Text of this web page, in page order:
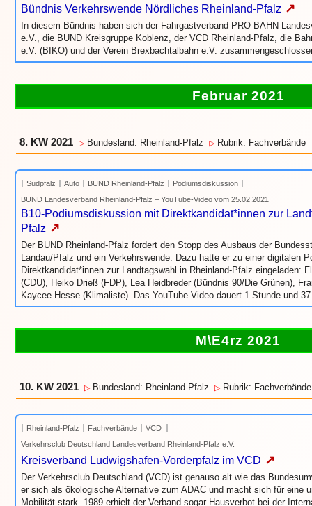
Bündnis Verkehrswende Nördliches Rheinland-Pfalz ↗
In diesem Bündnis haben sich der Fahrgastverband PRO BAHN
e.V., die BUND Kreisgruppe Koblenz, der VCD Rheinland-Pfalz, die
e.V. (BIKO) und der Verein Brexbachtalbahn e.V.
Februar 2021
8. KW 2021 ▷ Bundesland: Rheinland-Pfalz ▷ Rubrik: Fachverbände
Südpfalz Auto BUND Rheinland-Pfalz
Podiumsdiskussion
BUND Landesverband Rheinland-Pfalz – YouTube-Video vom 25.02.2021
B10-Podiumsdiskussion mit Direktkandidat*innen zur
Pfalz ↗
Der BUND Rheinland-Pfalz fordert den Stopp des Ausbaus der
Landau/Pfalz und ein Verkehrswende. Dazu hatte er zu einer digitalen
Direktkandidat*innen zur Landtagswahl in Rheinland-Pfalz eingeladen:
(CDU), Heiko Drieß (FDP), Lea Heidbreder (Bündnis 90/Die Grünen),
Kaycee Hesse (Klimaliste). Das YouTube-Video dauert 1 Stunde und
M\E4rz 2021
10. KW 2021 ▷ Bundesland: Rheinland-Pfalz ▷ Rubrik: Fachverbände
Rheinland-Pfalz Fachverbände
VCD
Verkehrsclub Deutschland Landesverband Rheinland-Pfalz e.V.
Kreisverband Ludwigshafen-Vorderpfalz im VCD ↗
Der Verkehrsclub Deutschland (VCD) ist genauso alt wie das
er sich als ökologische Alternative zum ADAC und macht sich für eine
Mobilität stark. 1989 erhielt der Verband sogar Hausverbot bei der